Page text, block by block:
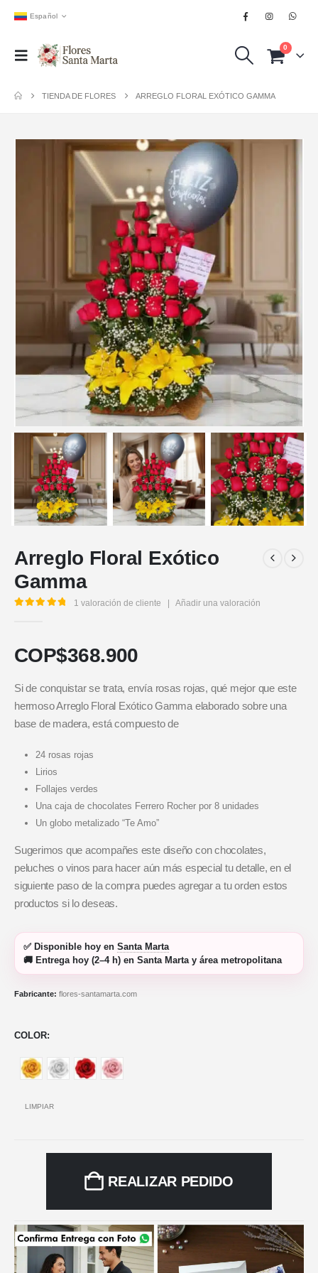
Español
0
TIENDA DE FLORES ARREGLO FLORAL EXÓTICO GAMMA
Arreglo Floral Exótico
Gamma
1 valoración de cliente Añadir una valoración
COP$368.900
Si de conquistar se trata, envía rosas rojas, qué mejor que este
hermoso Arreglo Floral Exótico Gamma elaborado sobre una
base de madera, está compuesto de
24 rosas rojas
Lirios
Follajes verdes
Una caja de chocolates Ferrero Rocher por 8 unidades
Un globo metalizado “Te Amo”
Sugerimos que acompañes este diseño con chocolates,
peluches o vinos para hacer aún más especial tu detalle, en el
siguiente paso de la compra puedes agregar a tu orden estos
productos si lo deseas.
✅ Disponible hoy en Santa Marta
🚚 Entrega hoy (2–4 h) en Santa Marta y área metropolitana
Fabricante: flores-santamarta.com
COLOR
LIMPIAR
REALIZAR PEDIDO